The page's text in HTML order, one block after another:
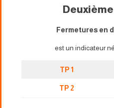
Fermetures en
est un indicateur
TP 1
TP 2